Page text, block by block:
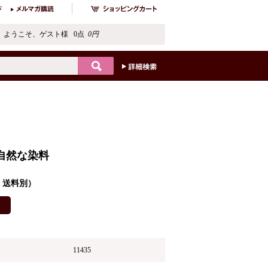
ようこそ、ゲスト様 0点 0円
然な染料
料別）
11435